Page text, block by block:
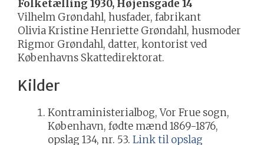
Folketælling 1930, Højensgade 14
Vilhelm Grøndahl, husfader, fabrikant
Olivia Kristine Henriette Grøndahl, husmoder
Rigmor Grøndahl, datter, kontorist ved
Københavns Skattedirektorat.
Kilder
Kontraministerialbog, Vor Frue sogn,
København, fødte mænd 1869-1876,
opslag 134, nr. 53. Link til opslag